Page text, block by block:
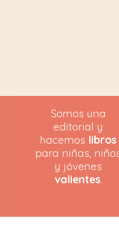
Somos una
editorial y
hacemos libros
para niñas,
y jóvenes
valientes.